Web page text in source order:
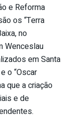
e Reforma
os “Terra
no
Wenceslau
em Santa
o “Oscar
que a criação
e de